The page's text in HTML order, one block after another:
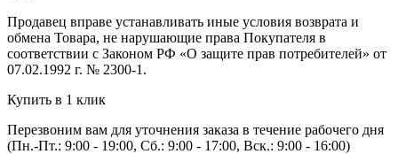
Продавец вправе устанавливать иные условия возврата и
обмена Товара, не нарушающие права Покупателя в
соответствии с Законом РФ «О защите прав потребителей» от
07.02.1992 г. № 2300-1.
Купить в 1 клик
Перезвоним вам для уточнения заказа в течение рабочего дня
(Пн.-Пт.: 9:00 - 19:00, Сб.: 9:00 - 17:00, Вск.: 9:00 - 16:00)